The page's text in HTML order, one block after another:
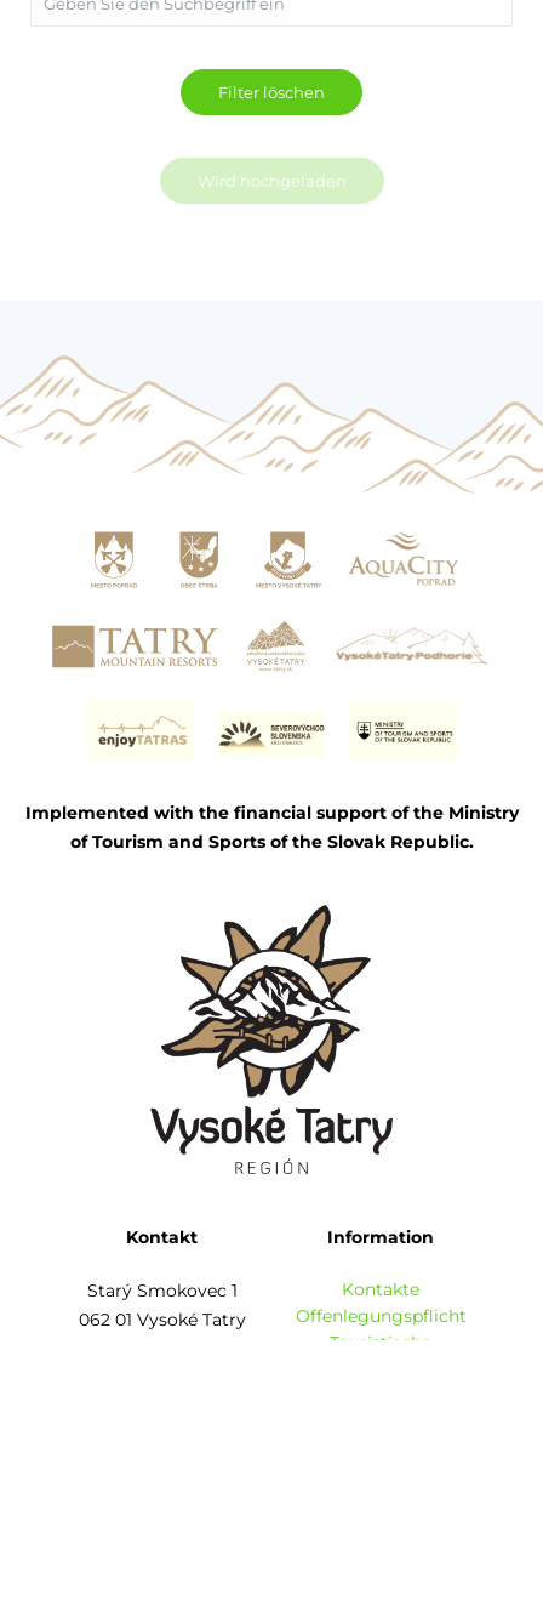
Wird hochgeladen
Implemented with the financial support of the Ministry
of Tourism and Sports of the Slovak Republic.
Kontakt
Starý Smokovec 1
062 01 Vysoké Tatry
Information
Kontakte
Offenlegungspflicht
Touristische